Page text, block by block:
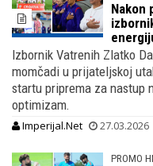
Nakon
Izbornik Vatrenih Zlatko
momčadi u prijateljskoj
startu priprema za nastup
optimizam.
Imperijal.Net 27.03.2026
PROMO